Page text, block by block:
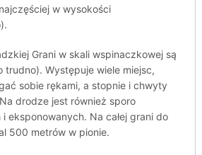
w wysokości
Grani w skali wspinaczkowej są
trudno). Występuje wiele miejsc,
sobie rękami, a stopnie i chwyty
drodze jest również sporo
eksponowanych. Na całej grani do
500 metrów w pionie.